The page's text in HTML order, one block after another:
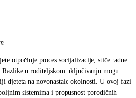
otpočinje proces socijalizacije, stiče radne
Razlike u roditeljskom uključivanju mogu
djeteta na novonastale okolnosti. U ovoj fazi
sistemima i propusnost porodičnih